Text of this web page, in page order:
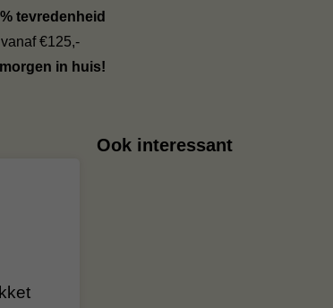
tevredenheid
vanaf €125,-
morgen in huis!
Ook interessant